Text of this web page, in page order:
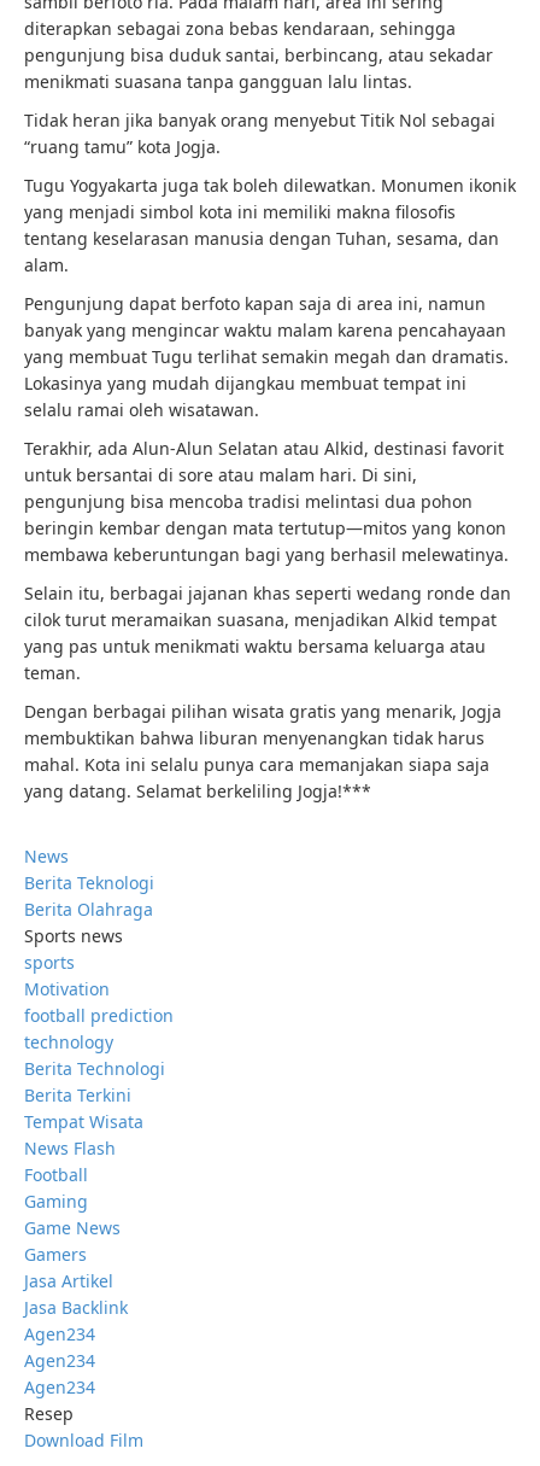
diterapkan sebagai zona bebas kendaraan, sehingga
pengunjung bisa duduk santai, berbincang, atau sekadar
menikmati suasana tanpa gangguan lalu lintas.
Tidak heran jika banyak orang menyebut Titik Nol sebagai
“ruang tamu” kota Jogja.
Tugu Yogyakarta juga tak boleh dilewatkan. Monumen ikonik
yang menjadi simbol kota ini memiliki makna filosofis
tentang keselarasan manusia dengan Tuhan, sesama, dan
alam.
Pengunjung dapat berfoto kapan saja di area ini, namun
banyak yang mengincar waktu malam karena pencahayaan
yang membuat Tugu terlihat semakin megah dan dramatis.
Lokasinya yang mudah dijangkau membuat tempat ini
selalu ramai oleh wisatawan.
Terakhir, ada Alun-Alun Selatan atau Alkid, destinasi favorit
untuk bersantai di sore atau malam hari. Di sini,
pengunjung bisa mencoba tradisi melintasi dua pohon
beringin kembar dengan mata tertutup—mitos yang konon
membawa keberuntungan bagi yang berhasil melewatinya.
Selain itu, berbagai jajanan khas seperti wedang ronde dan
cilok turut meramaikan suasana, menjadikan Alkid tempat
yang pas untuk menikmati waktu bersama keluarga atau
teman.
Dengan berbagai pilihan wisata gratis yang menarik, Jogja
membuktikan bahwa liburan menyenangkan tidak harus
mahal. Kota ini selalu punya cara memanjakan siapa saja
yang datang. Selamat berkeliling Jogja!***
News
Berita Teknologi
Berita Olahraga
Sports news
sports
Motivation
football prediction
technology
Berita Technologi
Berita Terkini
Tempat Wisata
News Flash
Football
Gaming
Game News
Gamers
Jasa Artikel
Jasa Backlink
Agen234
Agen234
Agen234
Resep
Download Film